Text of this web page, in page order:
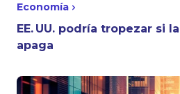
Economía
EE. UU. podría tropezar si
apaga